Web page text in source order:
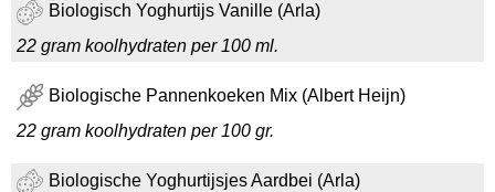
Biologisch Yoghurtijs Vanille (Arla)
22 gram koolhydraten per 100 ml.
Biologische Pannenkoeken Mix (Albert Heijn)
22 gram koolhydraten per 100 gr.
Biologische Yoghurtijsjes Aardbei (Arla)